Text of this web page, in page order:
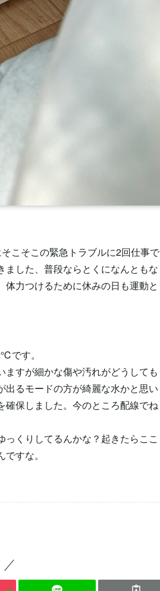
こそこの緊急トラブルに2回仕事で
した、普段ならとくになんともな
力つけるために休みの日も運動と
です。
すが細かな傷や汚れがどうしても
るモードの方が綺麗な水かと思い
確保しました。今のところ配線でね
くりしてるんかな？起きたらここ
すな。